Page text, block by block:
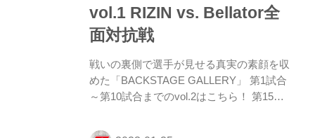
ぞ！是非、RIZIN FF 公式Instagramアカ
vol.1 RIZIN vs. Bellator全
面対抗戦
戦いの裏側で選手が見せる真実の素顔を収
めた「BACKSTAGE GALLERY」 第1試合
～第10試合までのvol.2はこちら！ 第15試
ッキー AJ・マッキー7 ホベルト・サトシ・